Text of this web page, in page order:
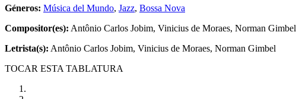
Géneros: Música del Mundo, Jazz, Bossa Nova
Compositor(es): Antônio Carlos Jobim, Vinicius de Moraes, Norman Gimbel
Letrista(s): Antônio Carlos Jobim, Vinicius de Moraes, Norman Gimbel
TOCAR ESTA TABLATURA